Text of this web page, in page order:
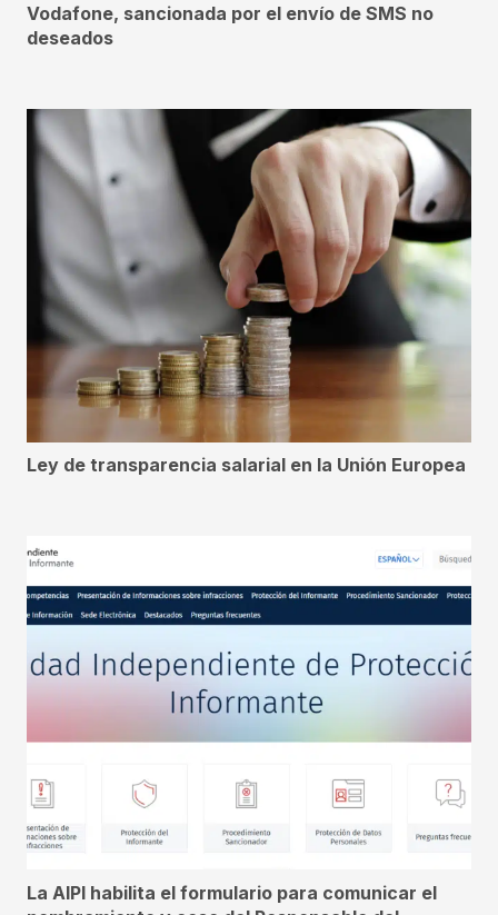
Vodafone, sancionada por el envío de SMS no
deseados
Ley de transparencia salarial en la Unión Europea
La AIPI habilita el formulario para comunicar el